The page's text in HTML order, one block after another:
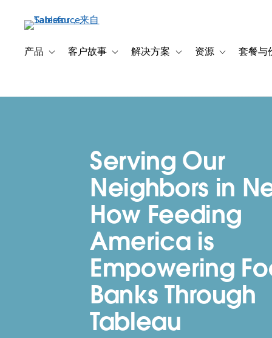
容
产品 Toggle sub-navigation for 产品
客户故事 Toggle sub-navigation for 客户故事
解决方案 Toggle sub-navigation for
资源 Toggle sub-
套餐与
Serving Our
Neighbors in
How Feeding
America is
Empowering
Banks Through
Tableau